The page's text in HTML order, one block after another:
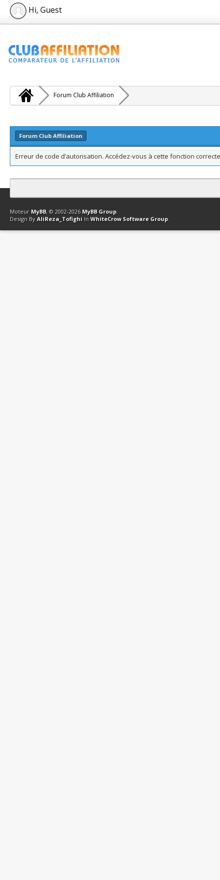
Hi, Guest
Forum Club Affiliation
Forum Club Affiliation
Erreur de code d’autorisation. Accédez-vous à cette fonction
Contact Club Affiliation Retourner en haut Version bas-débit
Moteur MyBB, © 2002-2026 MyBB Group.
Design By AliReza_Tofighi In WhiteCrow Software Group.